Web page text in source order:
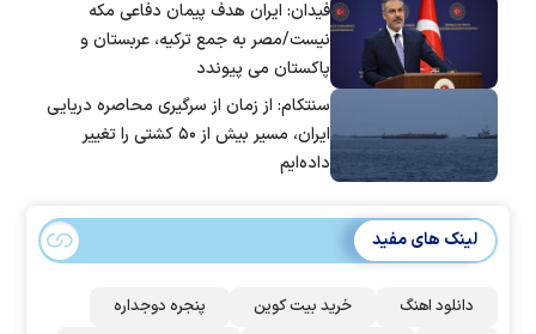
فیدان: ایران هدف پیمان دفاعی مکه
نیست/مصر به جمع ترکیه، عربستان و
پاکستان می پیوندد
سنتکام: از زمان از سرگیری محاصره دریایی
ایران، مسیر بیش از ۵۰ کشتی را تغییر
داده‌ایم
لینک های مفید
دانلود اهنگ خرید بیت کوین پنجره دوجداره